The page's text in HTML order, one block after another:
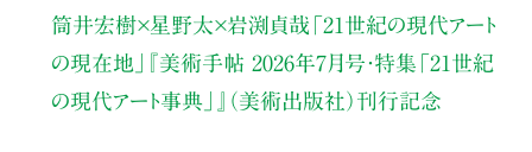
筒井宏樹×星野太×岩渕貞哉 「21世紀の現代アート
の現在地」
『美術手帖 2026年7月号・特集「21世紀
の現代アート事典」』（美術出版社）刊行記念